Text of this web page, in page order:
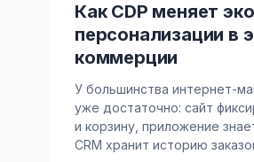
Как CDP меняет
персонализации в
коммерции
У большинства интернет-
уже достаточно: сайт
и корзину, приложение
CRM хранит историю